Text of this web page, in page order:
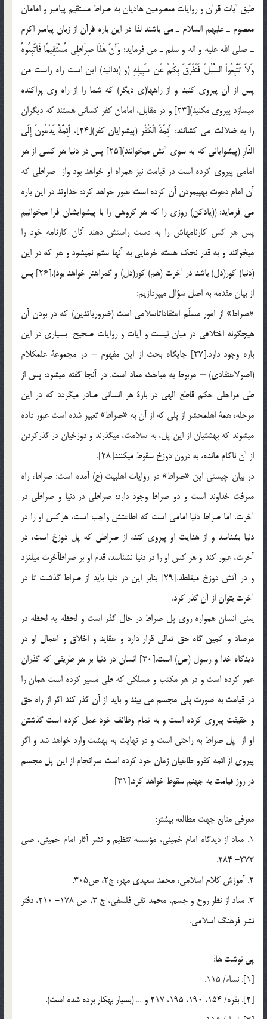
طبق آيات قرآن و روايات معصومين هاديان به صراط مستقيم پيامبر و امامان
معصوم ـ عليهم السلام ـ مي باشند لذا در اين باره قرآن از زبان پيامبر اکرم
ـ صلي الله عليه و اله و سلم ـ مي فرمايد: وَأَنَّ هَذَا صِرَاطِي مُسْتَقِيمًا فَاتَّبِعُوهُ
وَلاَ تَتَّبِعُواْ السُّبُلَ فَتَفَرَّقَ بِكُمْ عَن سَبِيلِهِ (و (بدانيد) اين است راه راست من
پس از آن پيروي كنيد و از راه‏ها(ي ديگر) كه شما را از راه وي پراكنده
مي‏سازد پيروي مكنيد)[23] و در مقابل، امامان کفر کساني هستند که ديگران
را به ضلالت مي کشانند: أَئِمَّةَ الْكُفْر (پيشوايان كفر)[24]، أَئِمَّةً يَدْعُونَ إِلَي
النَّارِ (پيشواياني كه به سوي آتش مي‏خوانند)[25] پس در دنيا هر کسي از هر
امامي پيروي کرده است در قيامت نيز همراه او خواهد بود واز صراطي كه
آن امام دعوت به‏پيمودن آن كرده است عبور خواهد كرد: خداوند در اين باره
مي فرمايد: ((يادكن) روزي را كه هر گروهي را با پيشوايشان فرا مي‏خوانيم
پس هر كس كارنامه‏اش را به دست راستش دهند آنان كارنامه خود را
مي‏خوانند و به قدر نخك هسته خرمايي به آنها ستم نمي‏شود و هر كه در اين
(دنيا) كور(دل) باشد در آخرت (هم) كور(دل) و گمراهتر خواهد بود).[26] پس
از بيان مقدمه به اصل سؤال مي‏پردازيم:
«صراط» از امور مسلّم اعتقادات‏اسلامي است (ضروريات‏دين) كه در بودن آن
هيچ‏گونه اختلافي در ميان نيست و آيات و روايات صحيح بسياري در اين
باره وجود دارد.[27] جايگاه بحث از اين مفهوم – در مجموعة علم‏كلام
(اصول‏اعتقادي) – مربوط به مباحث معاد است. در آن‏جا گفته مي‏شود: پس از
طي مراحلي حكم قاطع الهي در بارة هر انساني صادر مي‏گردد كه در اين
مرحله، همة اهل‏محشر از پلي كه از آن به «صراط» تعبير شده است عبور داده
مي‏شوند كه بهشتيان از اين پل، به سلامت، مي‏گذرند و دوزخيان در گذركردن
از آن ناكام مانده، به درون دوزخ سقوط مي‏كنند[28].
در بيان چيستي اين «صراط» در روايات اهل‏بيت (ع) آمده است: صراط، راه
معرفت خداوند است و دو صراط وجود دارد: صراطي در دنيا و صراطي در
آخرت. اما صراط دنيا امامي است كه اطاعتش واجب است، هركس او را در
دنيا بشناسد و از هدايت او پيروي كند، از صراطي كه پل دوزخ است، در
آخرت، عبور كند و هر كس او را در دنيا نشناسد، قدم او بر صراط‏آخرت مي‏لغزد
و در آتش دوزخ مي‏غلطد.[29] بنابر اين در دنيا بايد از صراط گذشت تا در
آخرت بتوان از آن گذر کرد.
يعني انسان همواره روي پل صراط در حال گذر است و لحظه به لحظه در
مرصاد و کمين گاه حق تعالي قرار دارد و عقايد و اخلاق و اعمال او در
ديدگاه خدا و رسول (ص) است.[30] انسان در دنيا بر هر طريقي که گذران
عمر کرده است و در هر مکتب و مسلکي که طي مسير کرده است همان را
در قيامت به صورت پلي مجسم مي بيند و بايد از آن گذر کند اگر از راه حق
و حقيقت پيروي کرده است و به تمام وظائف خود عمل کرده است گذشتن
او از پل صراط به راحتي است و در نهايت به بهشت وارد خواهد شد و اگر
پيروي از ائمه کفرو طاغيان زمان خود کرده است سرانجام از اين پل مجسم
در روز قيامت به جهنم سقوط خواهد کرد.[31]
معرفي منابع جهت مطالعه بيشتر:
1. معاد از ديدگاه امام خميني، مؤسسه تنظيم و نشر آثار امام خميني، صي
273- 284.
2. آموزش كلام اسلامي، محمد سعيدي مهر، ج2، ص305.
3. معاد از نظر روح و جسم، محمد تقي فلسفي، ج 3، ص 178- 210، دفتر
نشر فرهنگ اسلامي.
پي نوشت ها:
[1]. نساء/ 115.
[2]. بقره/ 154، 190، 195، 217 و … (بسيار به‏كار برده شده است).